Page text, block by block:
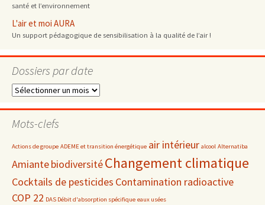
santé et l’environnement
L'air et moi AURA
Un support pédagogique de sensibilisation à la qualité de l’air !
Dossiers par date
Dossiers
date
Mots-clefs
Actions de groupe ADEME et transition énergétique air intérieur alcool Alternatiba
AmiantebiodiversitéChangement climatique
Cocktails de pesticides Contamination radioactive
COP 22 DAS Débit d'absorption spécifique eaux usées